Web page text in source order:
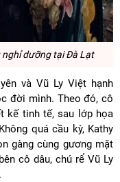
dưỡng tại Đà Lạt
và Vũ Ly Việt hạnh
đời mình. Theo đó, cô
kế tinh tế, sau lớp họa
quá cầu kỳ, Kathy
gàng cùng gương mặt
cô dâu, chú rể Vũ Ly